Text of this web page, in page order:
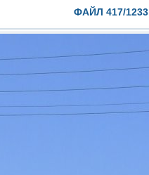
ФАЙЛ 417/1233